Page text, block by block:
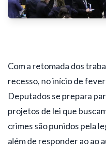
Com a retomada dos
recesso, no início de
Deputados se prepara
projetos de lei que
crimes são punidos pela
além de responder ao ao